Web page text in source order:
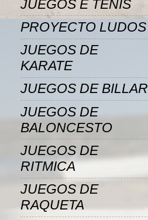
JUEGOS E TENIS
PROYECTO LUDOS
JUEGOS DE
KARATE
JUEGOS DE BILLAR
JUEGOS DE
BALONCESTO
JUEGOS DE
RITMICA
JUEGOS DE
RAQUETA